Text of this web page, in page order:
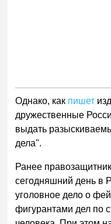
Однако, как пишет
дружественные
выдать
дела".
Ранее
сегодняшний день в
уголовное дело о
фигурантами дел по